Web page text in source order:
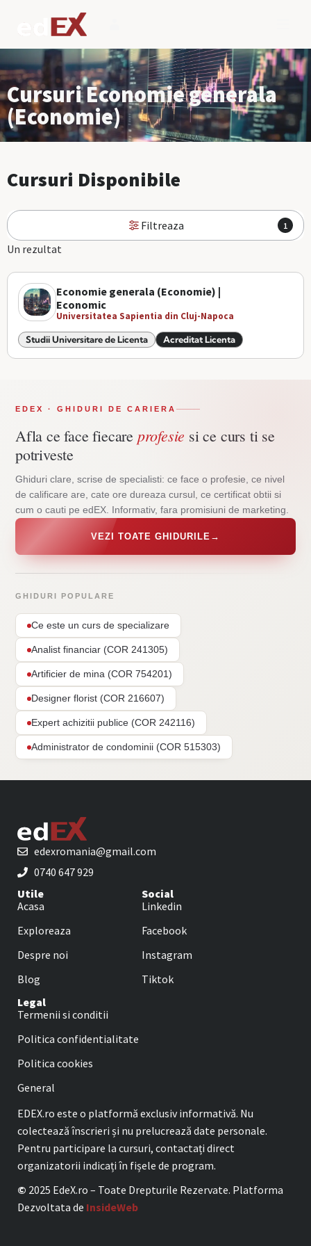
Cursuri Economie generala
(Economie)
Cursuri Disponibile
Filtreaza 1
Un rezultat
Economie generala (Economie) |
Economic
Universitatea Sapientia din Cluj-Napoca
Studii Universitare de Licenta Acreditat Licenta
EDEX · GHIDURI DE CARIERA
Afla ce face fiecare profesie si ce curs ti se
potriveste
Ghiduri clare, scrise de specialisti: ce face o profesie, ce nivel
de calificare are, cate ore dureaza cursul, ce certificat obtii si
cum o cauti pe edEX. Informativ, fara promisiuni de marketing.
VEZI TOATE GHIDURILE →
GHIDURI POPULARE
Ce este un curs de specializare
Analist financiar (COR 241305)
Artificier de mina (COR 754201)
Designer florist (COR 216607)
Expert achizitii publice (COR 242116)
Administrator de condominii (COR 515303)
edexromania@gmail.com
0740 647 929
Utile
Acasa
Exploreaza
Despre noi
Blog
Social
Linkedin
Facebook
Instagram
Tiktok
Legal
Termenii si conditii
Politica confidentialitate
Politica cookies
General
EDEX.ro este o platformă exclusiv informativă. Nu
colectează înscrieri și nu prelucrează date personale.
Pentru participare la cursuri, contactați direct
organizatorii indicați în fișele de program.
© 2025 EdeX.ro – Toate Drepturile Rezervate. Platforma
Dezvoltata de InsideWeb